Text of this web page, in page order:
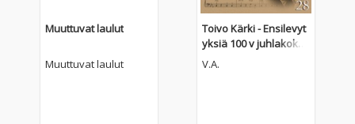
Muuttuvat laulut
Muuttuvat laulut
Toivo Kärki - Ensilevyt
yksiä 100 v juhlakoko
elma 28
V.A.